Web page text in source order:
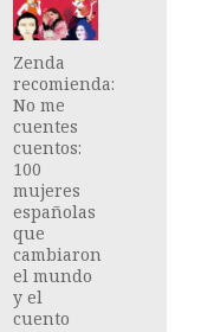
Zenda
recomienda:
No me
cuentes
cuentos:
100
mujeres
españolas
que
cambiaron
el mundo
y el
cuento